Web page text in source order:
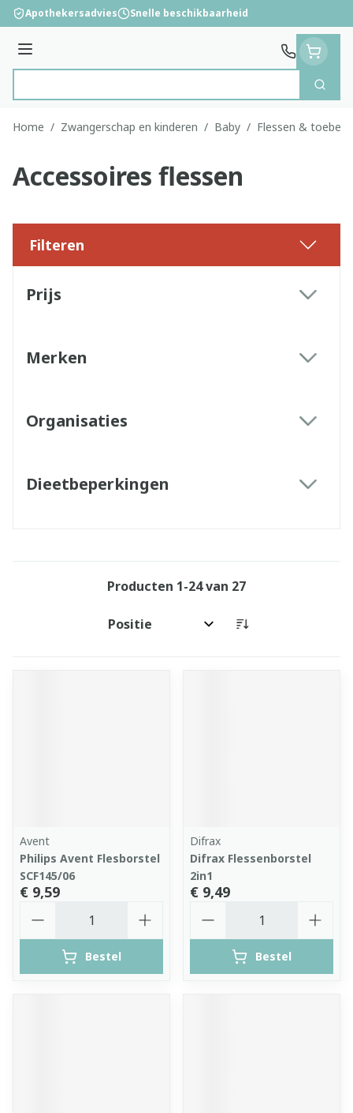
Ga naar de inhoud
Apothekersadvies Snelle beschikbaarheid
Menu
Zoek
Home / Zwangerschap en kinderen / Baby / Flessen &
Accessoires flessen
Filteren
Prijs
Merken
Organisaties
Dieetbeperkingen
Producten 1-24van 27
Sorteer op:
Avent
Philips Avent Flesborstel
SCF145/06
€ 9,59
Bestel
Difrax
Difrax Flessenborstel
2in1
€ 9,49
Bestel